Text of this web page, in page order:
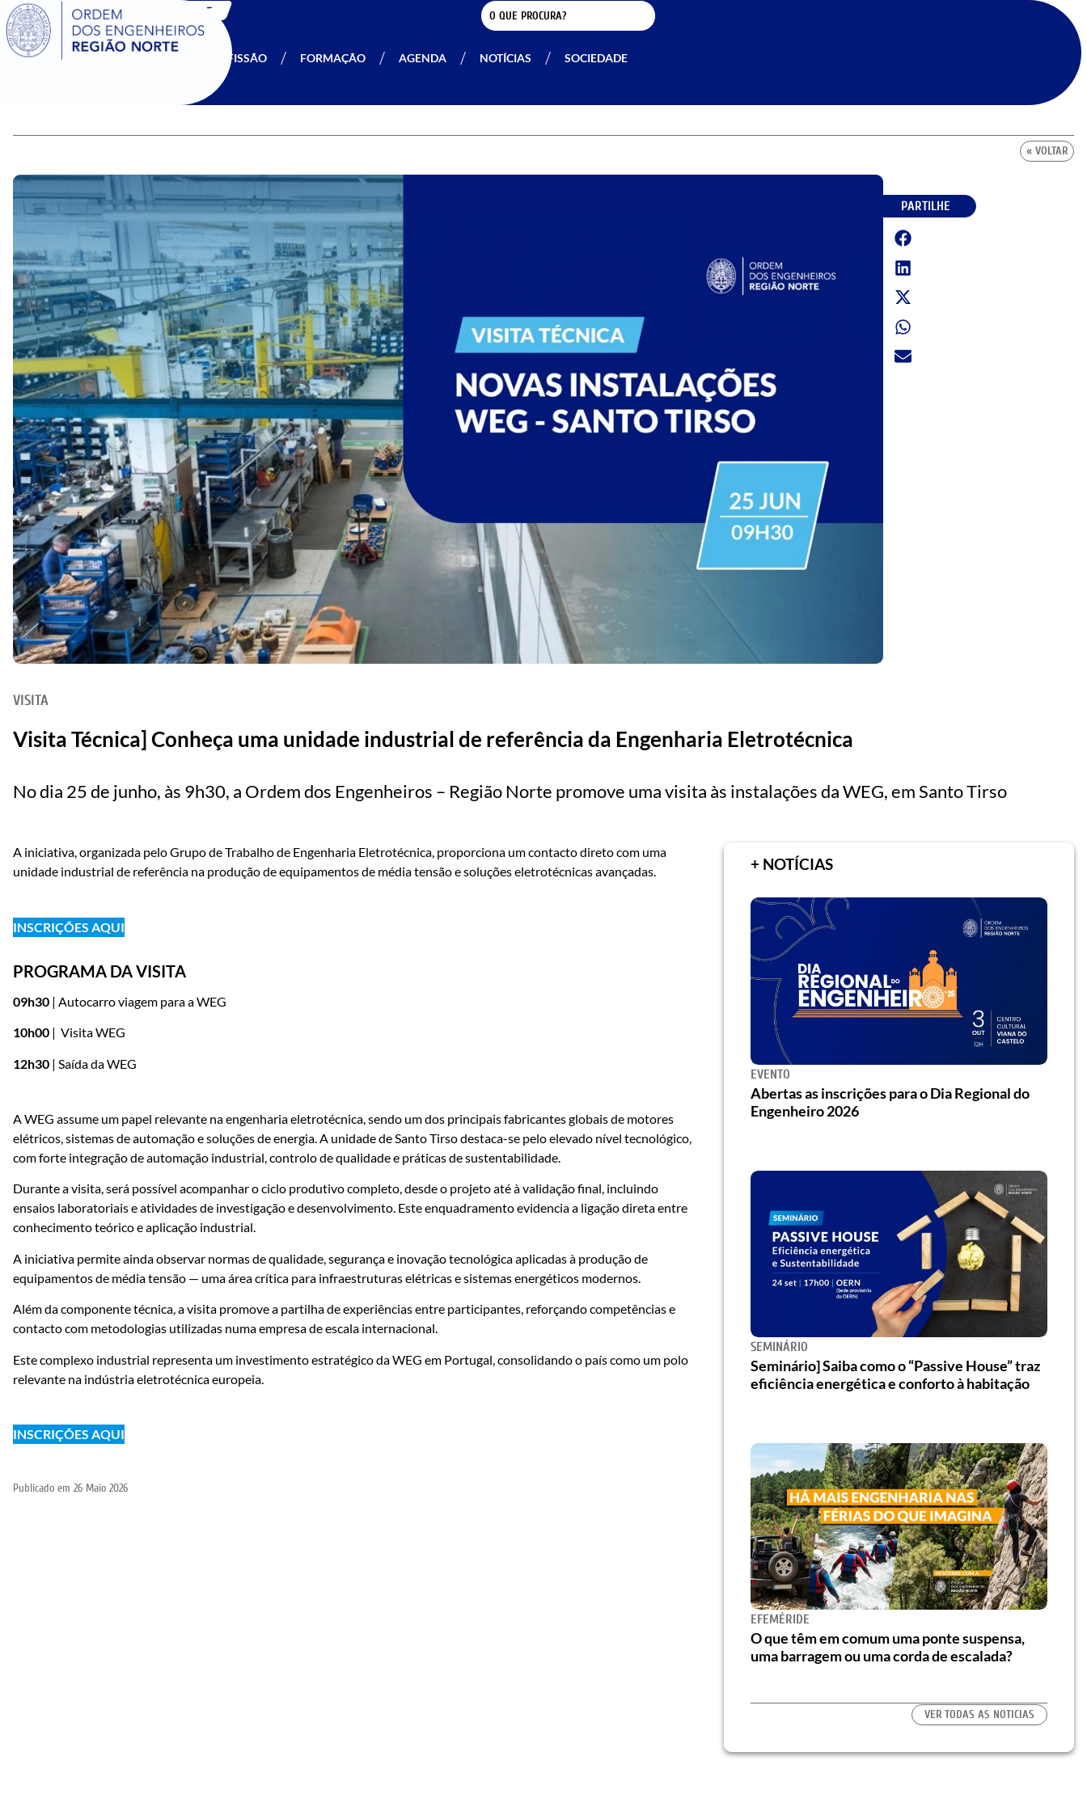
SIGOE
A OERN PROFISSÃO FORMAÇÃO AGENDA NOTÍCIAS SOCIEDADE
« VOLTAR
PARTILHE
VISITA
Visita Técnica] Conheça uma unidade industrial de referência da Engenharia Eletrotécnica
No dia 25 de junho, às 9h30, a Ordem dos Engenheiros – Região Norte promove uma visita às instalações da WEG, em Santo Tirso
A iniciativa, organizada pelo Grupo de Trabalho de Engenharia Eletrotécnica, proporciona um contacto direto com uma
unidade industrial de referência na produção de equipamentos de média tensão e soluções eletrotécnicas avançadas.
INSCRIÇÕES AQUI
PROGRAMA DA VISITA
09h30 | Autocarro viagem para a WEG
10h00 | Visita WEG
12h30 | Saída da WEG
A WEG assume um papel relevante na engenharia eletrotécnica, sendo um dos principais fabricantes globais de motores
elétricos, sistemas de automação e soluções de energia. A unidade de Santo Tirso destaca-se pelo elevado nível tecnológico,
com forte integração de automação industrial, controlo de qualidade e práticas de sustentabilidade.
Durante a visita, será possível acompanhar o ciclo produtivo completo, desde o projeto até à validação final, incluindo
ensaios laboratoriais e atividades de investigação e desenvolvimento. Este enquadramento evidencia a ligação direta entre
conhecimento teórico e aplicação industrial.
A iniciativa permite ainda observar normas de qualidade, segurança e inovação tecnológica aplicadas à produção de
equipamentos de média tensão — uma área crítica para infraestruturas elétricas e sistemas energéticos modernos.
Além da componente técnica, a visita promove a partilha de experiências entre participantes, reforçando competências e
contacto com metodologias utilizadas numa empresa de escala internacional.
Este complexo industrial representa um investimento estratégico da WEG em Portugal, consolidando o país como um polo
relevante na indústria eletrotécnica europeia.
INSCRIÇÕES AQUI
Publicado em 26 Maio 2026
+ NOTÍCIAS
EVENTO
Abertas as inscrições para o Dia Regional do
Engenheiro 2026
SEMINÁRIO
Seminário] Saiba como o “Passive House” traz
eficiência energética e conforto à habitação
EFEMÉRIDE
O que têm em comum uma ponte suspensa,
uma barragem ou uma corda de escalada?
VER TODAS AS NOTICIAS